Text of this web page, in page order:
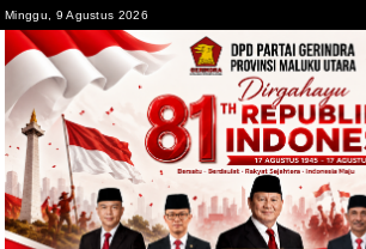
to
content
Minggu, 9 Agustus 2026